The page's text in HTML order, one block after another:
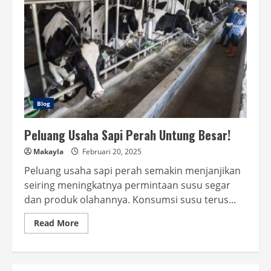
Blog
Peluang Usaha Sapi Perah Untung Besar!
Makayla Februari 20, 2025
Peluang usaha sapi perah semakin menjanjikan
seiring meningkatnya permintaan susu segar
dan produk olahannya. Konsumsi susu terus...
Read MoreRead
more